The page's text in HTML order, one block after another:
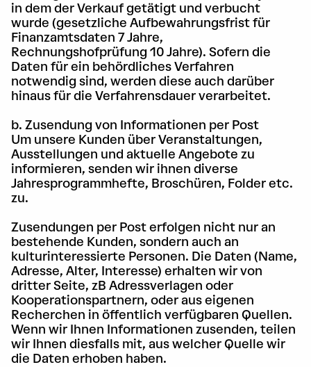
in dem der Verkauf getätigt und verbucht
wurde (gesetzliche Aufbewahrungsfrist für
Finanzamtsdaten 7 Jahre,
Rechnungshofprüfung 10 Jahre). Sofern die
Daten für ein behördliches Verfahren
notwendig sind, werden diese auch darüber
hinaus für die Verfahrensdauer verarbeitet.
b. Zusendung von Informationen per Post
Um unsere Kunden über Veranstaltungen,
Ausstellungen und aktuelle Angebote zu
informieren, senden wir ihnen diverse
Jahresprogrammhefte, Broschüren, Folder etc.
zu.
Zusendungen per Post erfolgen nicht nur an
bestehende Kunden, sondern auch an
kulturinteressierte Personen. Die Daten (Name,
Adresse, Alter, Interesse) erhalten wir von
dritter Seite, zB Adressverlagen oder
Kooperationspartnern, oder aus eigenen
Recherchen in öffentlich verfügbaren Quellen.
Wenn wir Ihnen Informationen zusenden, teilen
wir Ihnen diesfalls mit, aus welcher Quelle wir
die Daten erhoben haben.